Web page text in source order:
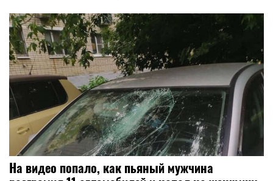
На видео попало, как пьяный мужчина